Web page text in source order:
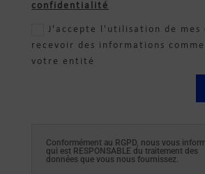
confidentialité
J'accepte l'utilisation de mes
recevoir des informations
votre entité
Conformément au RGPD, nous vous
qui est RESPONSABLE du traitement des
données que vous nous fournissez.